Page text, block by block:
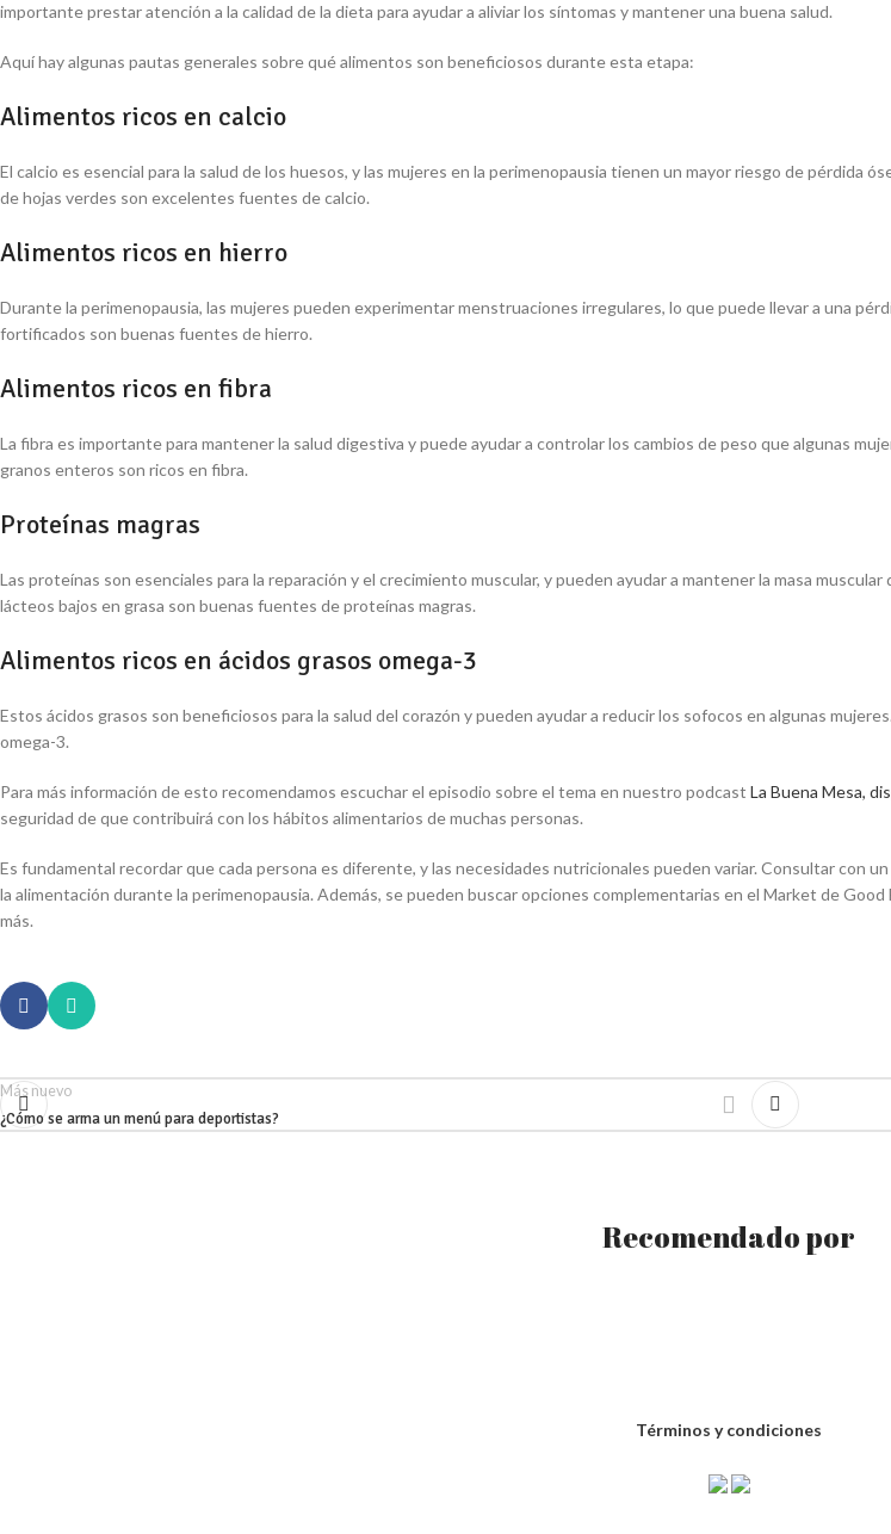
importante prestar atención a la calidad de la dieta para ayudar a aliviar los síntomas y mantener una buena salud.
Aquí hay algunas pautas generales sobre qué alimentos son beneficiosos durante esta etapa:
Alimentos ricos en calcio
El calcio es esencial para la salud de los huesos, y las mujeres en la perimenopausia tienen un mayor riesgo de pérdida
de hojas verdes son excelentes fuentes de calcio.
Alimentos ricos en hierro
Durante la perimenopausia, las mujeres pueden experimentar menstruaciones irregulares, lo que puede llevar a una
fortificados son buenas fuentes de hierro.
Alimentos ricos en fibra
La fibra es importante para mantener la salud digestiva y puede ayudar a controlar los cambios de peso que algunas
granos enteros son ricos en fibra.
Proteínas magras
Las proteínas son esenciales para la reparación y el crecimiento muscular, y pueden ayudar a mantener la masa
lácteos bajos en grasa son buenas fuentes de proteínas magras.
Alimentos ricos en ácidos grasos omega-3
Estos ácidos grasos son beneficiosos para la salud del corazón y pueden ayudar a reducir los sofocos en algunas
omega-3.
Para más información de esto recomendamos escuchar el episodio sobre el tema en nuestro podcast La Buena Mesa,
seguridad de que contribuirá con los hábitos alimentarios de muchas personas.
Es fundamental recordar que cada persona es diferente, y las necesidades nutricionales pueden variar. Consultar con
la alimentación durante la perimenopausia. Además, se pueden buscar opciones complementarias en el Market de
más.
Más nuevo
¿Cómo se arma un menú para deportistas?
Recomendado por
Términos y condiciones